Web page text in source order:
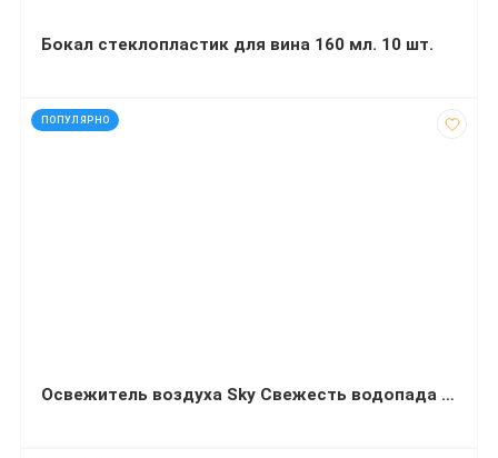
Бокал стеклопластик для вина 160 мл. 10 шт.
ПОПУЛЯРНО
код: 91251
Освежитель воздуха Sky Свежесть водопада 300 миллилитров